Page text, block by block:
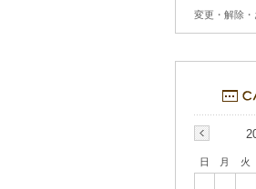
変更・解除
日 月 火